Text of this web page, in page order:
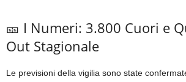
🎫 I Numeri: 3.800 Cuori e
Out Stagionale
Le previsioni della vigilia sono state